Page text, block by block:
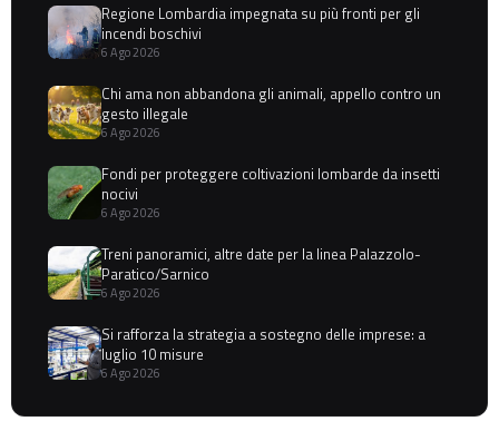
Regione Lombardia impegnata su più fronti per gli
incendi boschivi
6 Ago 2026
Chi ama non abbandona gli animali, appello contro un
gesto illegale
6 Ago 2026
Fondi per proteggere coltivazioni lombarde da insetti
nocivi
6 Ago 2026
Treni panoramici, altre date per la linea Palazzolo-
Paratico/Sarnico
6 Ago 2026
Si rafforza la strategia a sostegno delle imprese: a
luglio 10 misure
6 Ago 2026